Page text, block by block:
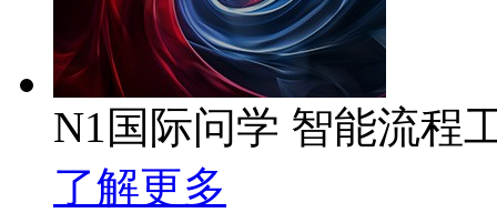
N1国际问学 智能流程
了解更多